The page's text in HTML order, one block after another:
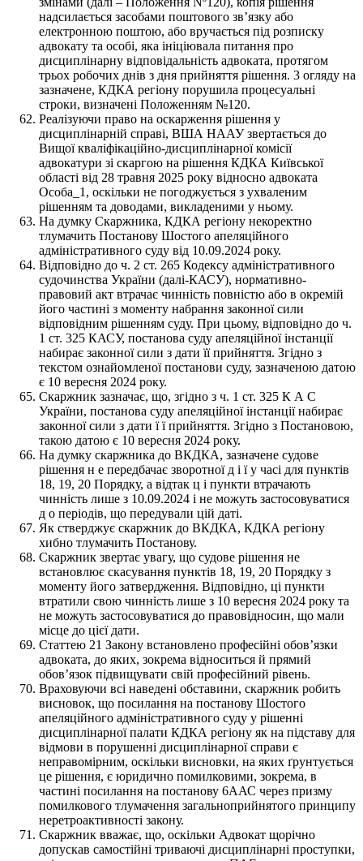
надсилається засобами поштового звʼязку або
електронною поштою, або вручається під розписку
адвокату та особі, яка ініціювала питання про
дисциплінарну відповідальність адвоката, протягом
трьох робочих днів з дня прийняття рішення. 3 огляду на
зазначене, КДКА регіону порушила процесуальні
строки, визначені Положенням №120.
Реалізуючи право на оскарження рішення у
дисциплінарній справі, ВША НААУ звертається до
Вищої кваліфікаційно-дисциплінарної комісії
адвокатури зі скаргою на рішення КДКА Київської
області від 28 травня 2025 року відносно адвоката
Особа_1, оскільки не погоджується з ухваленим
рішенням та доводами, викладеними у ньому.
На думку Скаржника, КДКА регіону некоректно
тлумачить Постанову Шостого апеляційного
адміністративного суду від 10.09.2024 року.
Відповідно до ч. 2 ст. 265 Кодексу адміністративного
судочинства України (далі-КАСУ), нормативно-
правовий акт втрачає чинність повністю або в окремій
його частині з моменту набрання законної сили
відповідним рішенням суду. При цьому, відповідно до ч.
1 ст. 325 КАСУ, постанова суду апеляційної інстанції
набирає законної сили з дати її прийняття. Згідно з
текстом ознайомленої постанови суду, зазначеною датою
є 10 вересня 2024 року.
Скаржник зазначає, що, згідно з ч. 1 ст. 325 К А С
України, постанова суду апеляційної інстанції набирає
законної сили з дати ї ї прийняття. Згідно з Постановою,
такою датою є 10 вересня 2024 року.
На думку скаржника до ВКДКА, зазначене судове
рішення н е передбачає зворотної д і ї у часі для пунктів
18, 19, 20 Порядку, а відтак ц і пункти втрачають
чинність лише з 10.09.2024 і не можуть застосовуватися
д о періодів, що передували цій даті.
Як стверджує скаржник до ВКДКА, КДКА регіону
хибно тлумачить Постанову.
Скаржник звертає увагу, що судове рішення не
встановлює скасування пунктів 18, 19, 20 Порядку з
моменту його затвердження. Відповідно, ці пункти
втратили свою чинність лише з 10 вересня 2024 року та
не можуть застосовуватися до правовідносин, що мали
місце до цієї дати.
Статтею 21 Закону встановлено професійні обов’язки
адвоката, до яких, зокрема відноситься й прямий
обов’язок підвищувати свій професійний рівень.
Враховуючи всі наведені обставини, скаржник робить
висновок, що посилання на постанову Шостого
апеляційного адміністративного суду у рішенні
дисциплінарної палати КДКА регіону як на підставу для
відмови в порушенні дисциплінарної справи є
неправомірним, оскільки висновки, на яких ґрунтується
це рішення, є юридично помилковими, зокрема, в
частині посилання на постанову 6ААС через призму
помилкового тлумачення загальноприйнятого принципу
неретроактивності закону.
Скаржник вважає, що, оскільки Адвокат щорічно
допускав самостійні триваючі дисциплінарні проступки,